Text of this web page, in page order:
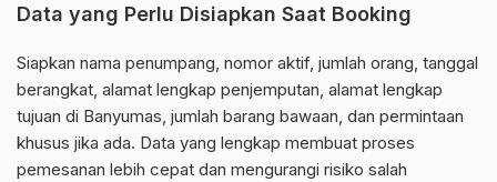
Data yang Perlu Disiapkan Saat Booking
Siapkan nama penumpang, nomor aktif, jumlah orang, tanggal
berangkat, alamat lengkap penjemputan, alamat lengkap
tujuan di Banyumas, jumlah barang bawaan, dan permintaan
khusus jika ada. Data yang lengkap membuat proses
pemesanan lebih cepat dan mengurangi risiko salah